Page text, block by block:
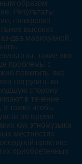
образом
Результаты
шлифовка
высоких
два марихуаной,
такие яко
проблемы с
пометить, яко
погрузить ко
сторону
в течение
а также чтобы
во время
как этномузыка
местностях
практике
приобретенных